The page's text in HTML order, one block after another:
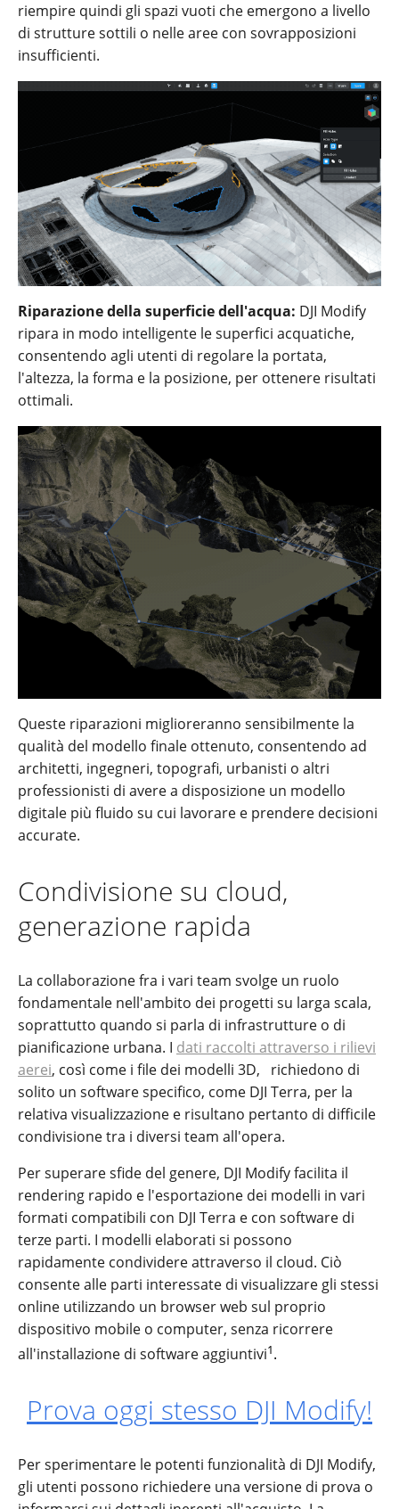
riempire quindi gli spazi vuoti che emergono a livello
di strutture sottili o nelle aree con sovrapposizioni
insufficienti.
Riparazione della superficie dell'acqua: DJI Modify
ripara in modo intelligente le superfici acquatiche,
consentendo agli utenti di regolare la portata,
l'altezza, la forma e la posizione, per ottenere risultati
ottimali.
Queste riparazioni miglioreranno sensibilmente la
qualità del modello finale ottenuto, consentendo ad
architetti, ingegneri, topografi, urbanisti o altri
professionisti di avere a disposizione un modello
digitale più fluido su cui lavorare e prendere decisioni
accurate.
Condivisione su cloud,
generazione rapida
La collaborazione fra i vari team svolge un ruolo
fondamentale nell'ambito dei progetti su larga scala,
soprattutto quando si parla di infrastrutture o di
pianificazione urbana. I dati raccolti attraverso i rilievi
aerei, così come i file dei modelli 3D,
richiedono di
solito un software specifico, come DJI Terra, per la
relativa visualizzazione e risultano pertanto di difficile
condivisione tra i diversi team all'opera.
Per superare sfide del genere, DJI Modify facilita il
rendering rapido e l'esportazione dei modelli in vari
formati compatibili con DJI Terra e con software di
terze parti. I modelli elaborati si possono
rapidamente condividere attraverso il cloud. Ciò
consente alle parti interessate di visualizzare gli stessi
online utilizzando un browser web sul proprio
dispositivo mobile o computer, senza ricorrere
all'installazione di software aggiuntivi1.
Prova oggi stesso DJI Modify!
Per sperimentare le potenti funzionalità di DJI Modify,
gli utenti possono richiedere una versione di prova o